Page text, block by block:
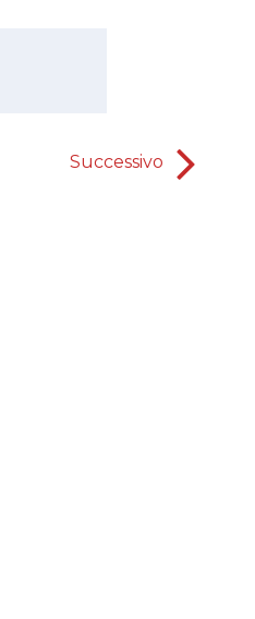
Successivo Servire